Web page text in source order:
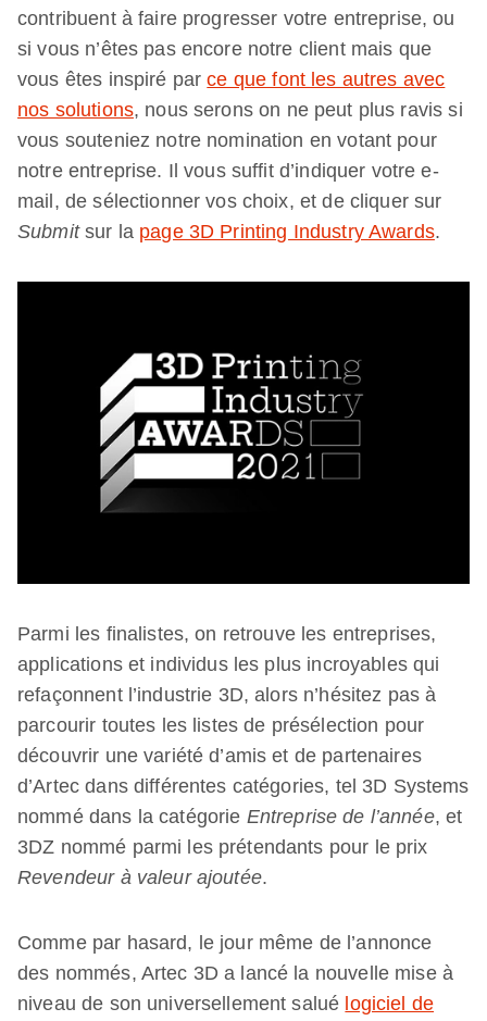
contribuent à faire progresser votre entreprise, ou
si vous n’êtes pas encore notre client mais que
vous êtes inspiré parce que font les autres avec
nos solutions, nous serons on ne peut plus ravis si
vous souteniez notre nomination en votant pour
notre entreprise. Il vous suffit d’indiquer votre e-
mail, de sélectionner vos choix, et de cliquer sur
Submitsur la page 3D Printing Industry Awards.
Parmi les finalistes, on retrouve les entreprises,
applications et individus les plus incroyables qui
refaçonnent l’industrie 3D, alors n’hésitez pas à
parcourir toutes les listes de présélection pour
découvrir une variété d’amis et de partenaires
d’Artec dans différentes catégories, tel 3D Systems
nommé dans la catégorie Entreprise de l’année, et
3DZ nommé parmi les prétendants pour le prix
Revendeur à valeur ajoutée.
Comme par hasard, le jour même de l’annonce
des nommés, Artec 3D a lancé la nouvelle mise à
niveau de son universellement salué logiciel de